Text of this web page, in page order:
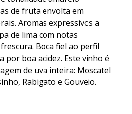
de fruta envolta em
Aromas expressivos a
de lima com notas
Boca fiel ao perfil
por boa acidez. Este vinho é
de uva inteira: Moscatel
Rabigato e Gouveio.